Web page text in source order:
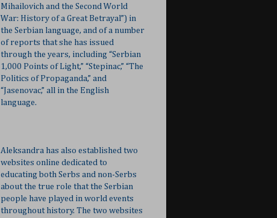
Mihailovich and the Second World
War: History of a Great Betrayal”) in
the Serbian language, and of a number
of reports that she has issued
through the years, including “Serbian
1,000 Points of Light,” “Stepinac,” “The
Politics of Propaganda,” and
“Jasenovac,” all in the English
language.
Aleksandra has also established two
websites online dedicated to
educating both Serbs and non-Serbs
about the true role that the Serbian
people have played in world events
throughout history. The two websites